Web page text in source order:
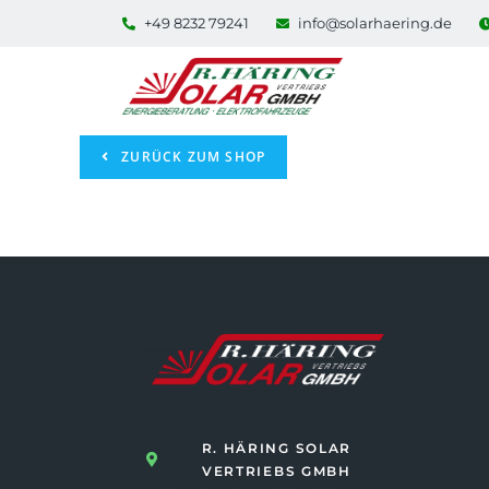
+49 8232 79241 info@solarhaering.de
DEIN WARENKORB IST GEGENWÄRTIG LEER.
ZURÜCK ZUM SHOP
R. HÄRING SOLAR
VERTRIEBS GMBH